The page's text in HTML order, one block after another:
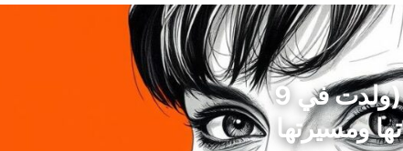
جولييت بينوش، نجمة الممثلات، فرنسا (ولدت في 9